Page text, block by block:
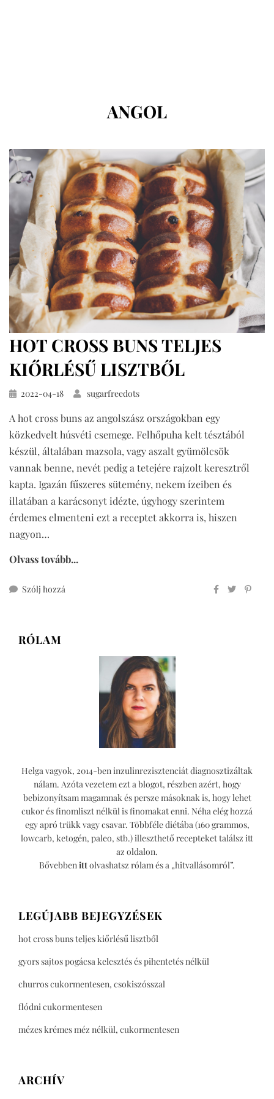
CÍMKE
:
ANGOL
HOT CROSS BUNS TELJES
KIŐRLÉSŰ LISZTBŐL
Közzétéve
2022-04-18 sugarfreedots
A hot cross buns az angolszász országokban egy
közkedvelt húsvéti csemege. Felhőpuha kelt tésztából
készül, általában mazsola, vagy aszalt gyümölcsök
vannak benne, nevét pedig a tetejére rajzolt keresztről
kapta. Igazán fűszeres sütemény, nekem ízeiben és
illatában a karácsonyt idézte, úgyhogy szerintem
érdemes elmenteni ezt a receptet akkorra is, hiszen
nagyon…
Olvass tovább...
Szólj hozzá
RÓLAM
Helga vagyok, 2014-ben inzulinrezisztenciát diagnosztizáltak
nálam. Azóta vezetem ezt a blogot, részben azért, hogy
bebizonyítsam magamnak és persze másoknak is, hogy lehet
cukor és finomliszt nélkül is finomakat enni. Néha elég hozzá
egy apró trükk vagy csavar. Többféle diétába (160 grammos,
lowcarb, ketogén, paleo, stb.) illeszthető recepteket találsz itt
az oldalon.
Bővebben ittolvashatsz rólam és a „hitvallásomról”.
LEGÚJABB BEJEGYZÉSEK
hot cross buns teljes kiőrlésű lisztből
gyors sajtos pogácsa kelesztés és pihentetés nélkül
churros cukormentesen, csokiszósszal
flódni cukormentesen
mézes krémes méz nélkül, cukormentesen
ARCHÍV